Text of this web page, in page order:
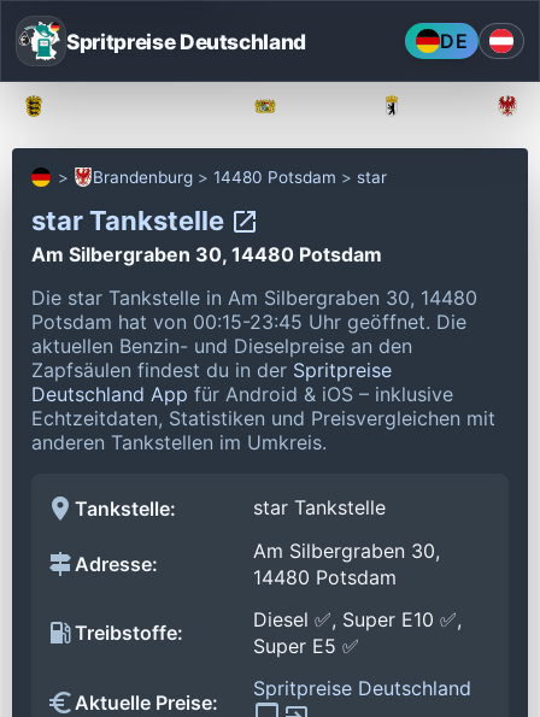
Spritpreise Deutschland DE
Brandenburg 14480 Potsdam star
star Tankstelle
Am Silbergraben 30, 14480 Potsdam
Die star Tankstelle in Am Silbergraben 30, 14480
Potsdam hat von 00:15-23:45 Uhr geöffnet. Die
aktuellen Benzin- und Dieselpreise an den
Zapfsäulen findest du in der Spritpreise
Deutschland App für Android & iOS – inklusive
Echtzeitdaten, Statistiken und Preisvergleichen mit
anderen Tankstellen im Umkreis.
Tankstelle: star Tankstelle
Adresse:
Am Silbergraben 30,
14480 Potsdam
Treibstoffe:
Diesel ✅, Super E10 ✅,
Super E5 ✅
Aktuelle Preise:
Spritpreise Deutschland